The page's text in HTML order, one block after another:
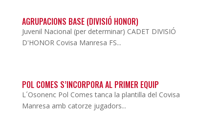
AGRUPACIONS BASE (DIVISIÓ HONOR)
Juvenil Nacional (per determinar) CADET DIVISIÓ
D'HONOR Covisa Manresa FS...
POL COMES S’INCORPORA AL PRIMER EQUIP
L´Osonenc Pol Comes tanca la plantilla del Covisa
Manresa amb catorze jugadors...